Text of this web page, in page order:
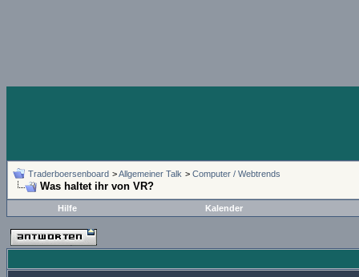
Traderboersenboard >Allgemeiner Talk > Computer / Webtrends
Was haltet ihr von VR?
Hilfe Kalender